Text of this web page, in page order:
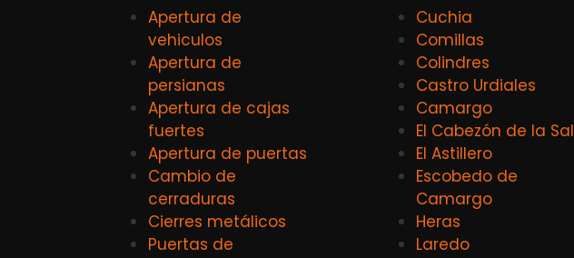
Apertura de
vehiculos
Apertura de
persianas
Apertura de cajas
fuertes
Apertura de puertas
Cambio de
cerraduras
Cierres metálicos
Puertas de
Cuchia
Comillas
Colindres
Castro Urdiales
Camargo
El Cabezón de la Sal
El Astillero
Escobedo de
Camargo
Heras
Laredo